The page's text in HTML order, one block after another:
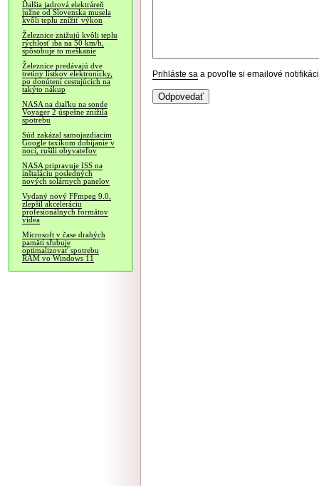
Ďalšia jadrová elektráreň
južne od Slovenska musela
kvôli teplu znížiť výkon
Železnice znižujú kvôli teplu
rýchlosť iba na 50 km/h,
spôsobuje to meškanie
Železnice predávajú dve
tretiny lístkov elektronicky,
po donútení cestujúcich na
takýto nákup
NASA na diaľku na sonde
Voyager 2 úspešne znížila
spotrebu
Súd zakázal samojazdiacim
Google taxíkom dobíjanie v
noci, rušili obyvateľov
NASA pripravuje ISS na
inštaláciu posledných
nových solárnych panelov
Vydaný nový FFmpeg 9.0,
zlepšil akceleráciu
profesionálnych formátov
videa
Microsoft v čase drahých
pamätí sľubuje
optimalizovať spotrebu
RAM vo Windows 11
Prihláste sa a povoľte si emailové